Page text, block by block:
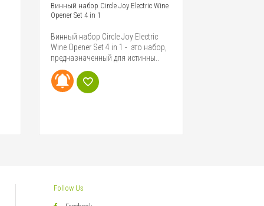
Винный набор Circle Joy Electric Wine
Opener Set 4 in 1
Винный набор Circle Joy Electric
Wine Opener Set 4 in 1 - это набор,
предназначенный для истинны..
Follow Us